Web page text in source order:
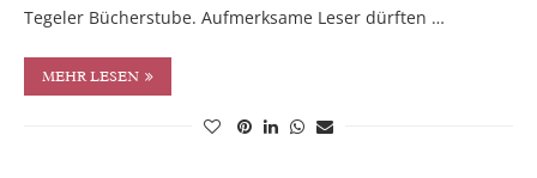
Tegeler Bücherstube. Aufmerksame Leser dürften …
MEHR LESEN